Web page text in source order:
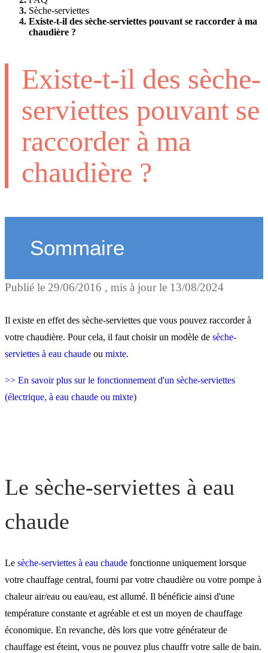
Sèche-serviettes
Existe-t-il des sèche-serviettes pouvant se raccorder à ma
chaudière ?
Existe-t-il des sèche-
serviettes pouvant se
raccorder à ma
chaudière ?
Sommaire
Le sèche-serviettes à eau
chaude
Le sèche-serviettes mixte
Le sèche-serviettes
Publié le 29/06/2016 , mis à jour le 13/08/2024
Il existe en effet des sèche-serviettes que vous pouvez raccorder à
votre chaudière. Pour cela, il faut choisir un modèle de sèche-
serviettes à eau chaude ou mixte.
>> En savoir plus sur le fonctionnement d'un sèche-serviettes
(électrique, à eau chaude ou mixte)
Le sèche-serviettes à eau
chaude
Le sèche-serviettes à eau chaude fonctionne uniquement lorsque
votre chauffage central, fourni par votre chaudière ou votre pompe à
chaleur air/eau ou eau/eau, est allumé. Il bénéficie ainsi d'une
température constante et agréable et est un moyen de chauffage
économique. En revanche, dès lors que votre générateur de
chauffage est éteint, vous ne pouvez plus chauffr votre salle de bain.